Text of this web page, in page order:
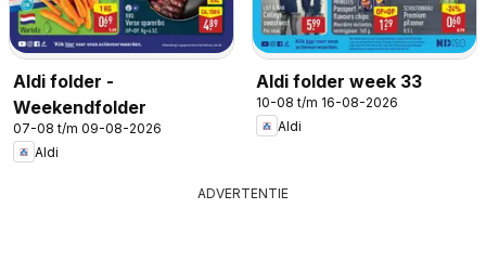
Aldi folder -
Weekendfolder
07-08 t/m 09-08-2026
Aldi
Aldi folder week 33
10-08 t/m 16-08-2026
Aldi
ADVERTENTIE